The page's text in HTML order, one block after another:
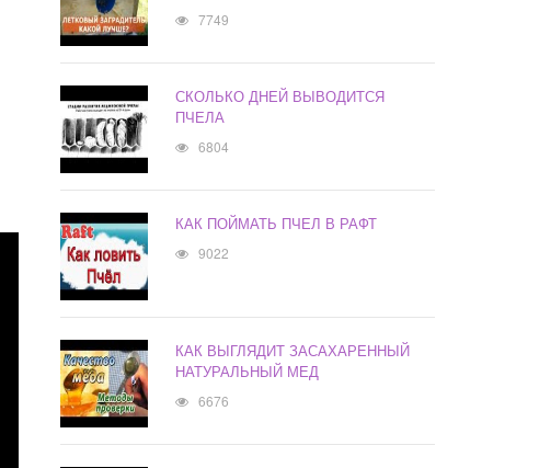
7749
СКОЛЬКО ДНЕЙ ВЫВОДИТСЯ
ПЧЕЛА
6804
КАК ПОЙМАТЬ ПЧЕЛ В РАФТ
9022
КАК ВЫГЛЯДИТ ЗАСАХАРЕННЫЙ
НАТУРАЛЬНЫЙ МЕД
6676